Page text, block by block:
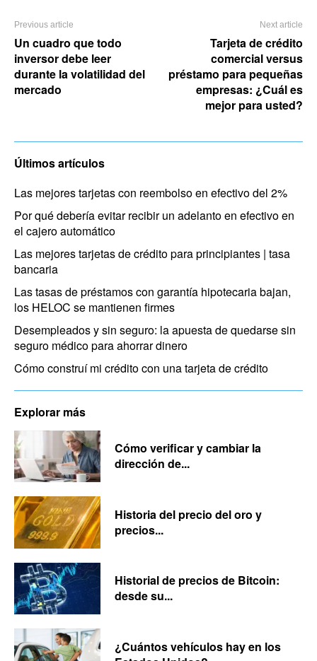
Previous article
Un cuadro que todo
inversor debe leer
durante la volatilidad del
mercado
Next article
Tarjeta de crédito
comercial versus
préstamo para pequeñas
empresas: ¿Cuál es
mejor para usted?
Últimos artículos
Las mejores tarjetas con reembolso en efectivo del 2%
Por qué debería evitar recibir un adelanto en efectivo en
el cajero automático
Las mejores tarjetas de crédito para principiantes | tasa
bancaria
Las tasas de préstamos con garantía hipotecaria bajan,
los HELOC se mantienen firmes
Desempleados y sin seguro: la apuesta de quedarse sin
seguro médico para ahorrar dinero
Cómo construí mi crédito con una tarjeta de crédito
Explorar más
Cómo verificar y cambiar la
dirección de...
Historia del precio del oro y
precios...
Historial de precios de Bitcoin:
desde su...
¿Cuántos vehículos hay en los